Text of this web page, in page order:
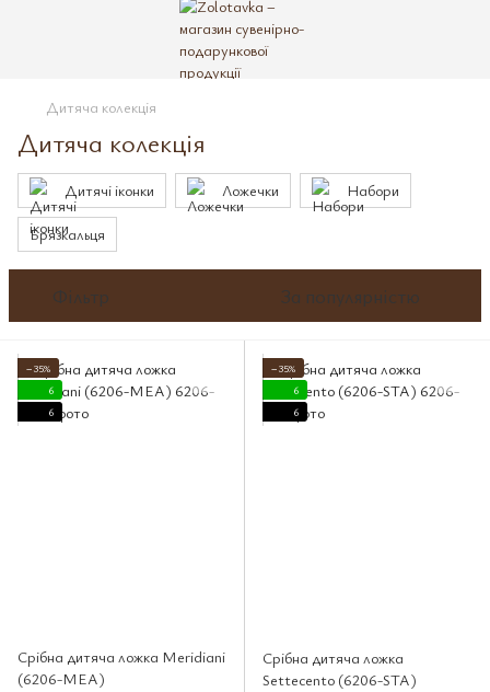
Дитяча колекція
Дитяча колекція
Дитячі іконки Ложечки Набори
Брязкальця
Фільтр За популярністю
−35%
6
6
Срібна дитяча ложка Meridiani
(6206-MEA)
−35%
6
6
Срібна дитяча ложка
Settecento (6206-STA)